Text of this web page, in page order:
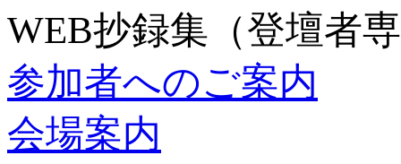
WEB抄録集（登壇者
参加者へのご案内
会場案内